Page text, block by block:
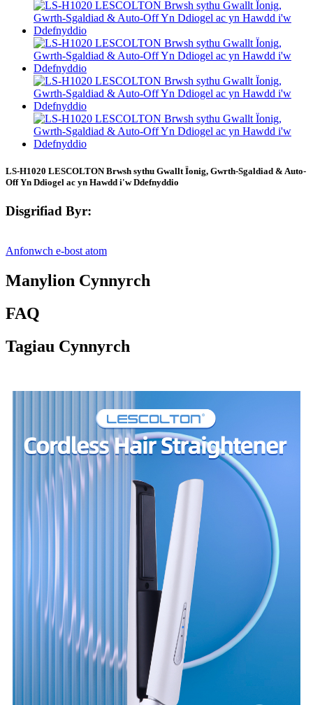
LS-H1020 LESCOLTON Brwsh sythu Gwallt Ïonig, Gwrth-Sgaldiad & Auto-
Off Yn Ddiogel ac yn Hawdd i'w Ddefnyddio
Disgrifiad Byr:
Anfonwch e-bost atom
Manylion Cynnyrch
FAQ
Tagiau Cynnyrch